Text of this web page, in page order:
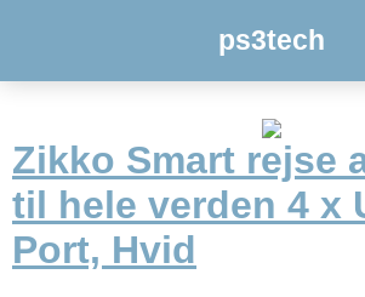
ps3tech
Zikko Smart rejse
til hele verden 4 x
Port, Hvid